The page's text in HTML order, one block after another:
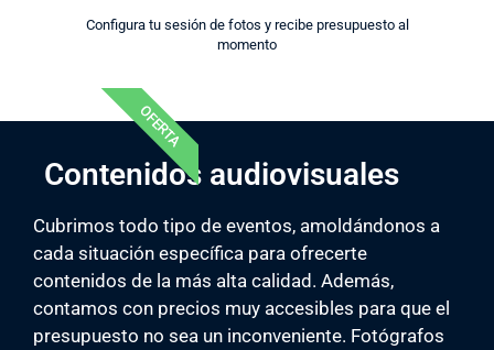
Configura tu sesión de fotos y recibe presupuesto al
momento
OFERTA
Contenidos audiovisuales
Cubrimos todo tipo de eventos, amoldándonos a
cada situación específica para ofrecerte
contenidos de la más alta calidad. Además,
contamos con precios muy accesibles para que el
presupuesto no sea un inconveniente. Fotógrafos